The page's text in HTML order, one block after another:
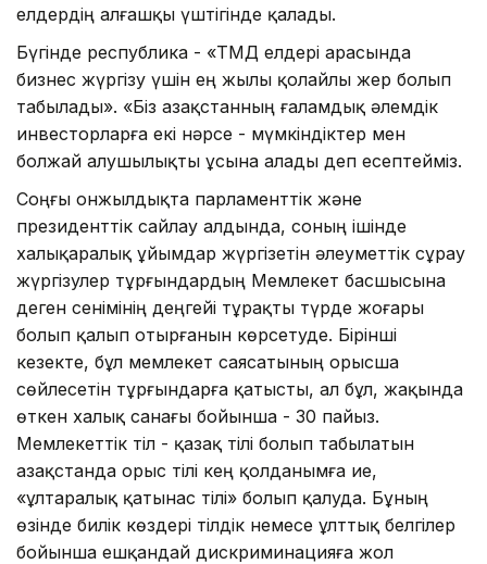
елдердің алғашқы үштігінде қалады.
Бүгінде республика - «ТМД елдері арасында
бизнес жүргізу үшін ең жылы қолайлы жер болып
табылады». «Біз Қазақстанның ғаламдық әлемдік
инвесторларға екі нәрсе - мүмкіндіктер мен
болжай алушылықты ұсына алады деп есептейміз.
Соңғы онжылдықта парламенттік және
президенттік сайлау алдында, соның ішінде
халықаралық ұйымдар жүргізетін әлеуметтік сұрау
жүргізулер тұрғындардың Мемлекет басшысына
деген сенімінің деңгейі тұрақты түрде жоғары
болып қалып отырғанын көрсетуде. Бірінші
кезекте, бұл мемлекет саясатының орысша
сөйлесетін тұрғындарға қатысты, ал бұл, жақында
өткен халық санағы бойынша - 30 пайыз.
Мемлекеттік тіл - қазақ тілі болып табылатын
Қазақстанда орыс тілі кең қолданымға ие,
«ұлтаралық қатынас тілі» болып қалуда. Бұның
өзінде билік көздері тілдік немесе ұлттық белгілер
бойынша ешқандай дискриминацияға жол